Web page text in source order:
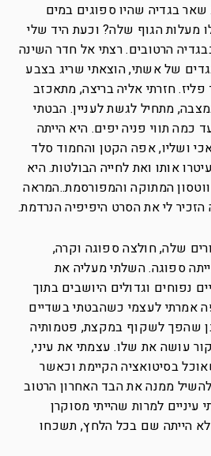
שאר בגדיה שהיו ספוגים במים
מעלות הגוף שלה? וכעת היד שלי
הרטובים. רצתי אל חדר השינה
של אשתי, הוצאתי שריג בצבע
חזרתי אליה בריצה, מתאכזב
מתחיל לגשת לעניין. הבטתי
כמה תווי פניה יפים. היא הייתה
ושליו, אפה הקטן והחמוד סלד
אותו ואת לחייה הבולטות. היא
המתוקה והמפורסמת..המראה
לי את הסרט היפיפיה הנרדמת.
שלה, חולצה ספוגה וקרה,
ספוגה. השלתי מעליה את
נפוחים וגדולים היושבים בתוך
אמרתי לעצמי כשהבטתי בשדיים
שהפך לשקוף במקצת, פטמותיה
עושה את שלו. עצמתי את עיני,
בסיטואציה הקיימת וכאשר
ממנה את הבד האחרון הרטוב
עיניים למרות שהייתי מסוקרן
הייתה שם בכל הלחץ, תשכחו